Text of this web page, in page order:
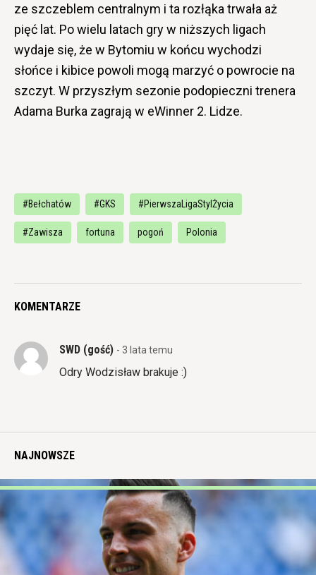
ze szczeblem centralnym i ta rozłąka trwała aż
pięć lat. Po wielu latach gry w niższych ligach
wydaje się, że w Bytomiu w końcu wychodzi
słońce i kibice powoli mogą marzyć o powrocie na
szczyt. W przyszłym sezonie podopieczni trenera
Adama Burka zagrają w eWinner 2. Lidze.
#Bełchatów #GKS #PierwszaLigaStylŻycia
#Zawisza fortuna pogoń Polonia
KOMENTARZE
SWD (gość) - 3 lata temu
Odry Wodzisław brakuje :)
NAJNOWSZE